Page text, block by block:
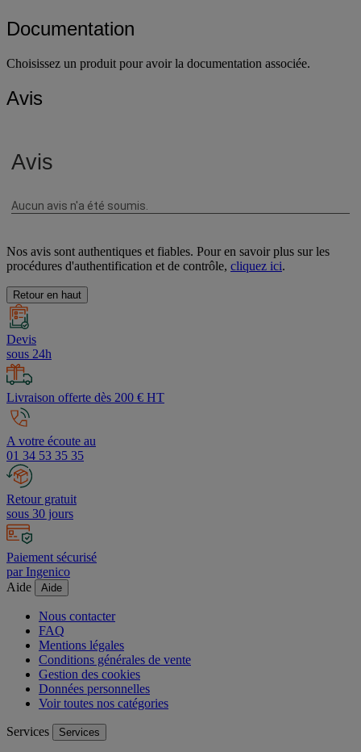
Documentation
Choisissez un produit pour avoir la documentation associée.
Avis
Nos avis sont authentiques et fiables. Pour en savoir plus sur les
procédures d'authentification et de contrôle, cliquez ici.
Retour en haut
Devis
sous 24h
Livraison offerte dès 200 € HT
A votre écoute au
01 34 53 35 35
Retour gratuit
sous 30 jours
Paiement sécurisé
par Ingenico
Aide
Aide
Nous contacter
FAQ
Mentions légales
Conditions générales de vente
Gestion des cookies
Données personnelles
Voir toutes nos catégories
Services Services